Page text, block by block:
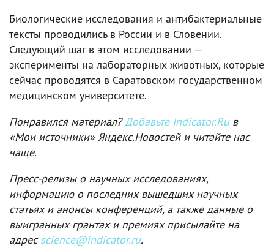
Биологические исследования и антибактериальные
тексты проводились в России и в Словении.
Следующий шаг в этом исследовании —
эксперименты на лабораторных животных, которые
сейчас проводятся в Саратовском государственном
медицинском университете.
Понравился материал?Добавьте Indicator.Ruв
«Мои источники» Яндекс.Новостей и читайте нас
чаще.
Пресс-релизы о научных исследованиях,
информацию о последних вышедших научных
статьях и анонсы конференций, а также данные о
выигранных грантах и премиях присылайте на
адресscience@indicator.ru.